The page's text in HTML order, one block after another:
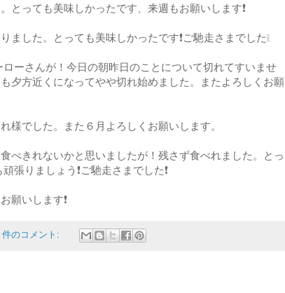
とっても美味しかったです、来週もお願いします❗
ました。とっても美味しかったです❗ご馳走さまでした❕
ローさんが！今日の朝昨日のことについて切れてすいませ
夕方近くになってやや切れ始めました。またよろしくお願
様でした。また６月よろしくお願いします。
べきれないかと思いましたが！残さず食べれました。とっ
張りましょう❗ご馳走さまでした❗
願いします❗
件のコメント: